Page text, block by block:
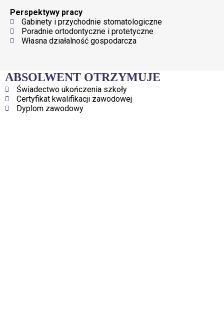
Perspektywy pracy
Gabinety i przychodnie stomatologiczne
Poradnie ortodontyczne i protetyczne
Własna działalność gospodarcza
ABSOLWENT OTRZYMUJE
Świadectwo ukończenia szkoły
Certyfikat kwalifikacji zawodowej
Dyplom zawodowy